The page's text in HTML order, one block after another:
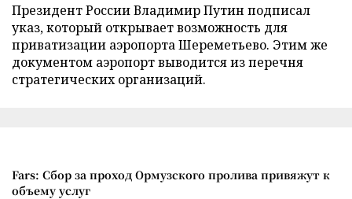
Президент России Владимир Путин подписал
указ, который открывает возможность для
приватизации аэропорта Шереметьево. Этим же
документом аэропорт выводится из перечня
стратегических организаций.
Fars: Сбор за проход Ормузского пролива привяжут к
объему услуг